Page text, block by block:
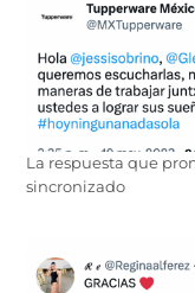
La respuesta que
sincronizado